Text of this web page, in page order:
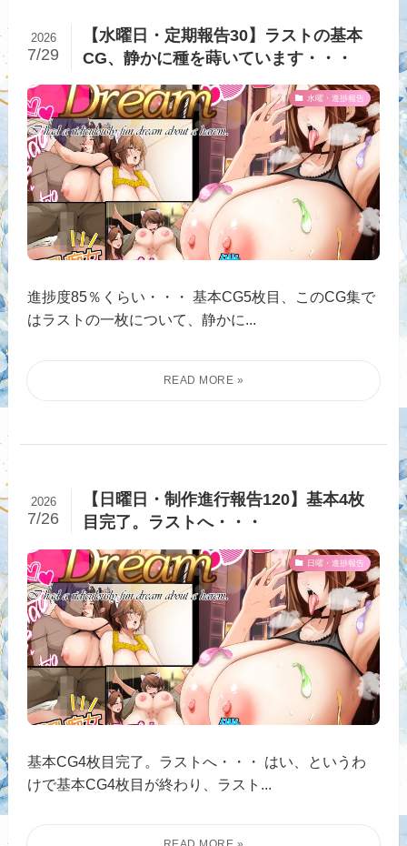
【水曜日・定期報告30】ラストの基本
CG、静かに種を蒔いています・・・
2026
7/29
水曜・進捗報告
進捗度85％くらい・・・ 基本CG5枚目、このCG集で
はラストの一枚について、静かに...
【日曜日・制作進行報告120】基本4枚
目完了。ラストへ・・・
2026
7/26
日曜・進捗報告
基本CG4枚目完了。ラストへ・・・ はい、というわ
けで基本CG4枚目が終わり、ラスト...